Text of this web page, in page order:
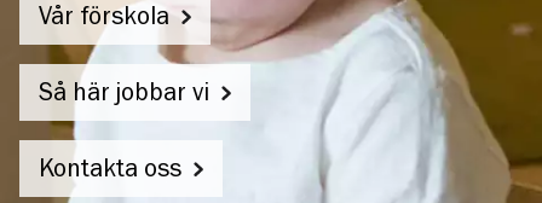
Vår förskola
Så här jobbar vi
Kontakta oss